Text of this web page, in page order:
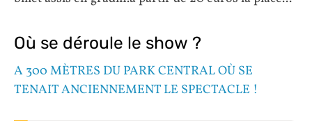
Où se déroule le show ?
A 300 MÈTRES DU PARK CENTRAL OÙ SE
TENAIT ANCIENNEMENT LE SPECTACLE !